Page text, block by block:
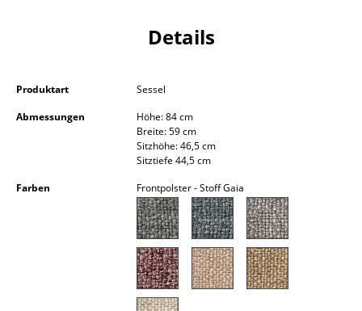
Beistell- & Rollcontainer
Garderoben
Kleinaufbewahrung
... alle Aufbewahrungsmöbel
Hängeleuchten & Deckenleuchten
Details
Produktart
Sessel
Abmessungen
Höhe: 84 cm
Breite: 59 cm
Sitzhöhe: 46,5 cm
Sitztiefe 44,5 cm
Farben
Frontpolster - Stoff Gaia